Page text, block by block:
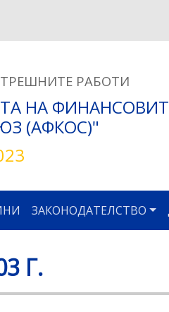
РАБОТИ
НА
(АФКОС)"
ЗАКОНОДАТЕЛСТВО
Г.